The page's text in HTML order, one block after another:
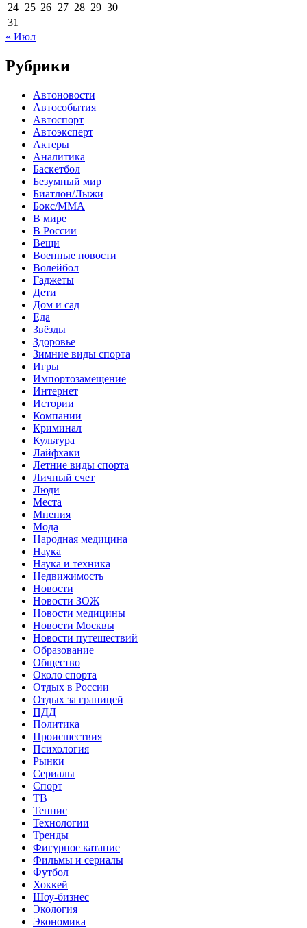
24 25 26 27 28 29 30
31
« Июл
Рубрики
Автоновости
Автособытия
Автоспорт
Автоэксперт
Актеры
Аналитика
Баскетбол
Безумный мир
Биатлон/Лыжи
Бокс/MMA
В мире
В России
Вещи
Военные новости
Волейбол
Гаджеты
Дети
Дом и сад
Еда
Звёзды
Здоровье
Зимние виды спорта
Игры
Импортозамещение
Интернет
Истории
Компании
Криминал
Культура
Лайфхаки
Летние виды спорта
Личный счет
Люди
Места
Мнения
Мода
Народная медицина
Наука
Наука и техника
Недвижимость
Новости
Новости ЗОЖ
Новости медицины
Новости Москвы
Новости путешествий
Образование
Общество
Около спорта
Отдых в России
Отдых за границей
ПДД
Политика
Происшествия
Психология
Рынки
Сериалы
Спорт
ТВ
Теннис
Технологии
Тренды
Фигурное катание
Фильмы и сериалы
Футбол
Хоккей
Шоу-бизнес
Экология
Экономика